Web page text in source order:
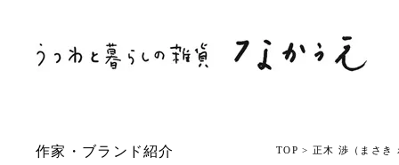
作家・ブランド紹介
TOP > 正木 渉（まさき